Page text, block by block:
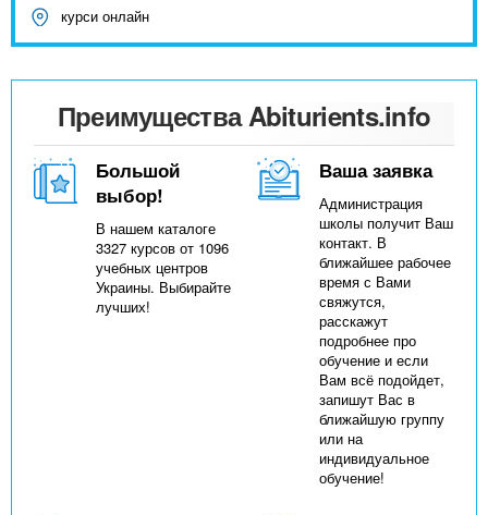
курси онлайн
Преимущества Abiturients.info
Большой
выбор!
В нашем каталоге
3327 курсов от 1096
учебных центров
Украины. Выбирайте
лучших!
Ваша заявка
Администрация
школы получит Ваш
контакт. В
ближайшее рабочее
время с Вами
свяжутся,
расскажут
подробнее про
обучение и если
Вам всё подойдет,
запишут Вас в
ближайшую группу
или на
индивидуальное
обучение!